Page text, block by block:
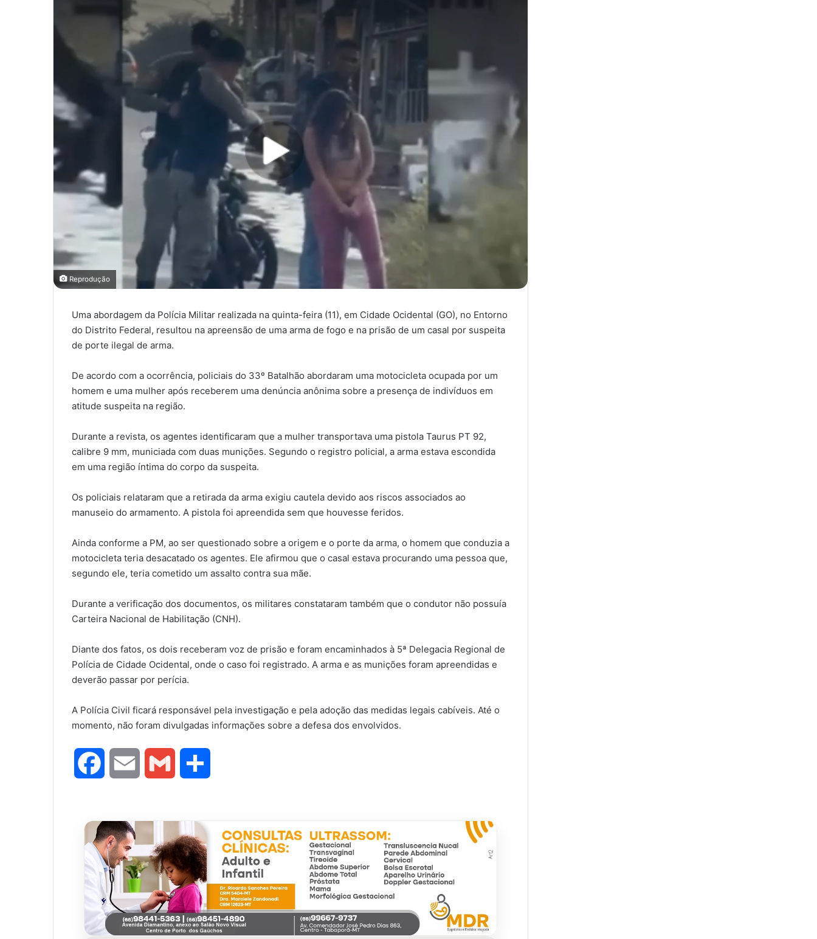
Reprodução
Uma abordagem da Polícia Militar realizada na quinta-feira (11), em Cidade Ocidental (GO), no Entorno
do Distrito Federal, resultou na apreensão de uma arma de fogo e na prisão de um casal por suspeita
de porte ilegal de arma.
De acordo com a ocorrência, policiais do 33º Batalhão abordaram uma motocicleta ocupada por um
homem e uma mulher após receberem uma denúncia anônima sobre a presença de indivíduos em
atitude suspeita na região.
Durante a revista, os agentes identificaram que a mulher transportava uma pistola Taurus PT 92,
calibre 9 mm, municiada com duas munições. Segundo o registro policial, a arma estava escondida
em uma região íntima do corpo da suspeita.
Os policiais relataram que a retirada da arma exigiu cautela devido aos riscos associados ao
manuseio do armamento. A pistola foi apreendida sem que houvesse feridos.
Ainda conforme a PM, ao ser questionado sobre a origem e o porte da arma, o homem que conduzia a
motocicleta teria desacatado os agentes. Ele afirmou que o casal estava procurando uma pessoa que,
segundo ele, teria cometido um assalto contra sua mãe.
Durante a verificação dos documentos, os militares constataram também que o condutor não possuía
Carteira Nacional de Habilitação (CNH).
Diante dos fatos, os dois receberam voz de prisão e foram encaminhados à 5ª Delegacia Regional de
Polícia de Cidade Ocidental, onde o caso foi registrado. A arma e as munições foram apreendidas e
deverão passar por perícia.
A Polícia Civil ficará responsável pela investigação e pela adoção das medidas legais cabíveis. Até o
momento, não foram divulgadas informações sobre a defesa dos envolvidos.
c
e
b
o
a
i
l
a
i
l e